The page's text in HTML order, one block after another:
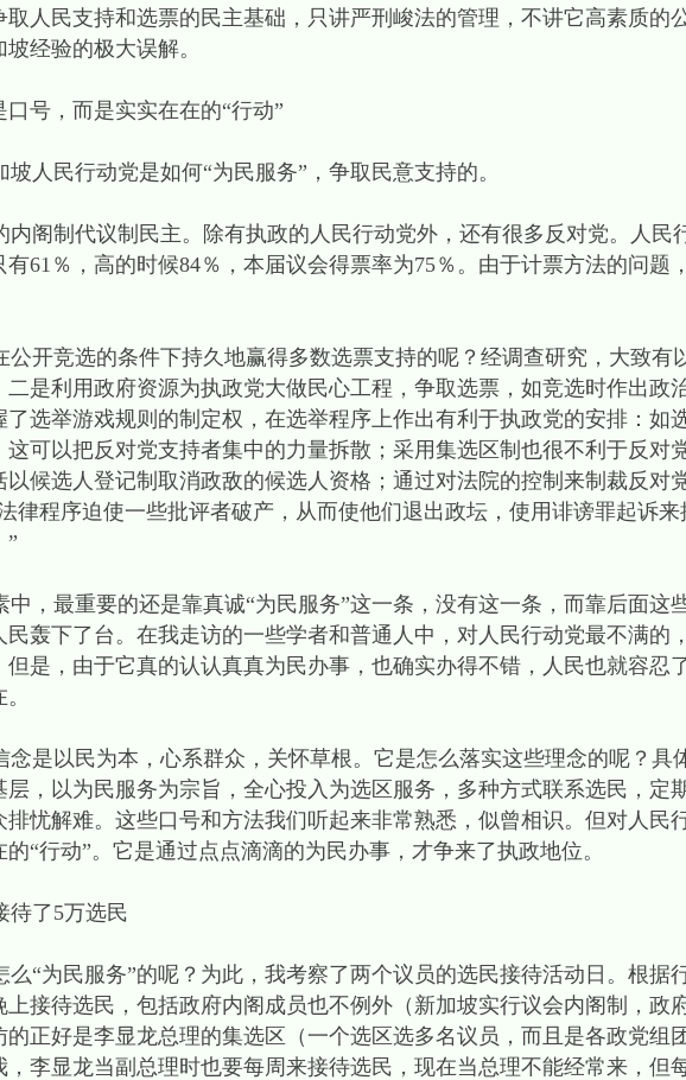
人民支持和选票的民主基础，只讲严刑峻法的管理，不讲它高素质的
经验的极大误解。
号，而是实实在在的“行动”
人民行动党是如何“为民服务”，争取民意支持的。
阁制代议制民主。除有执政的人民行动党外，还有很多反对党。人民
61％，高的时候84％，本届议会得票率为75％。由于计票方法的问题
开竞选的条件下持久地赢得多数选票支持的呢？经调查研究，大致有
是利用政府资源为执政党大做民心工程，争取选票，如竞选时作出政
选举游戏规则的制定权，在选举程序上作出有利于执政党的安排：如
可以把反对党支持者集中的力量拆散；采用集选区制也很不利于反对
候选人登记制取消政敌的候选人资格；通过对法院的控制来制裁反对
律程序迫使一些批评者破产，从而使他们退出政坛，使用诽谤罪起诉
”
，最重要的还是靠真诚“为民服务”这一条，没有这一条，而靠后面这
民轰下了台。在我走访的一些学者和普通人中，对人民行动党最不满的
是，由于它真的认认真真为民办事，也确实办得不错，人民也就容忍
是以民为本，心系群众，关怀草根。它是怎么落实这些理念的呢？具
层，以为民服务为宗旨，全心投入为选区服务，多种方式联系选民，定
忧解难。这些口号和方法我们听起来非常熟悉，似曾相识。但对人民
“行动”。它是通过点点滴滴的为民办事，才争来了执政地位。
了5万选民
“为民服务”的呢？为此，我考察了两个议员的选民接待活动日。根据
接待选民，包括政府内阁成员也不例外（新加坡实行议会内阁制，政
的正好是李显龙总理的集选区（一个选区选多名议员，而且是各政党组
李显龙当副总理时也要每周来接待选民，现在当总理不能经常来，但